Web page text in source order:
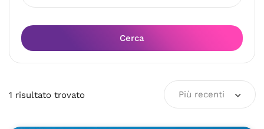
Cerca
1 risultato trovato Più recenti